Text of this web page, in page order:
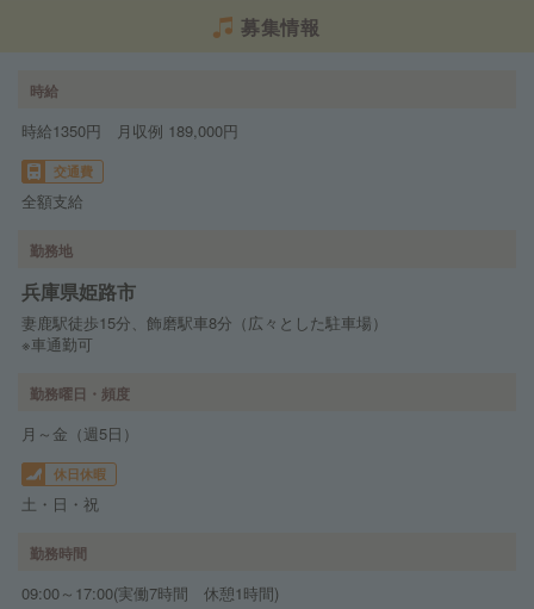
募集情報
時給
時給1350円 月収例 189,000円
交通費
全額支給
勤務地
兵庫県姫路市
妻鹿駅徒歩15分、飾磨駅車8分（広々とした駐車場）
※車通勤可
勤務曜日・頻度
月～金（週5日）
休日休暇
土・日・祝
勤務時間
09:00～17:00(実働7時間 休憩1時間)